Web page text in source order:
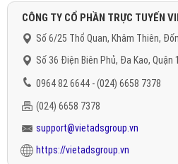
CÔNG TY CỔ PHẦN TRỰC TUYẾN
Số 6/25 Thổ Quan, Khâm Thiên,
Số 36 Điện Biên Phủ, Đa Kao, Quận
0964 82 6644 - (024) 6658 7378
(024) 6658 7378
support@vietadsgroup.vn
https://vietadsgroup.vn